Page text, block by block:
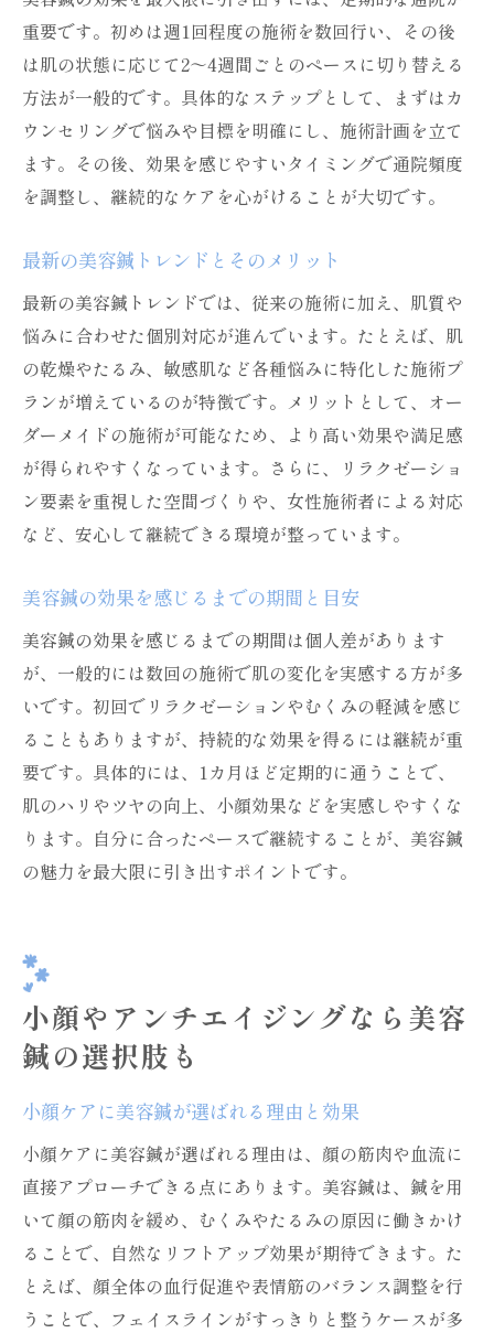
重要です。初めは週1回程度の施術を数回行い、その後
は肌の状態に応じて2～4週間ごとのペースに切り替える
方法が一般的です。具体的なステップとして、まずはカ
ウンセリングで悩みや目標を明確にし、施術計画を立て
ます。その後、効果を感じやすいタイミングで通院頻度
を調整し、継続的なケアを心がけることが大切です。
最新の美容鍼トレンドとそのメリット
最新の美容鍼トレンドでは、従来の施術に加え、肌質や
悩みに合わせた個別対応が進んでいます。たとえば、肌
の乾燥やたるみ、敏感肌など各種悩みに特化した施術プ
ランが増えているのが特徴です。メリットとして、オー
ダーメイドの施術が可能なため、より高い効果や満足感
が得られやすくなっています。さらに、リラクゼーショ
ン要素を重視した空間づくりや、女性施術者による対応
など、安心して継続できる環境が整っています。
美容鍼の効果を感じるまでの期間と目安
美容鍼の効果を感じるまでの期間は個人差があります
が、一般的には数回の施術で肌の変化を実感する方が多
いです。初回でリラクゼーションやむくみの軽減を感じ
ることもありますが、持続的な効果を得るには継続が重
要です。具体的には、1カ月ほど定期的に通うことで、
肌のハリやツヤの向上、小顔効果などを実感しやすくな
ります。自分に合ったペースで継続することが、美容鍼
の魅力を最大限に引き出すポイントです。
小顔やアンチエイジングなら美容
鍼の選択肢も
小顔ケアに美容鍼が選ばれる理由と効果
小顔ケアに美容鍼が選ばれる理由は、顔の筋肉や血流に
直接アプローチできる点にあります。美容鍼は、鍼を用
いて顔の筋肉を緩め、むくみやたるみの原因に働きかけ
ることで、自然なリフトアップ効果が期待できます。た
とえば、顔全体の血行促進や表情筋のバランス調整を行
うことで、フェイスラインがすっきりと整うケースが多